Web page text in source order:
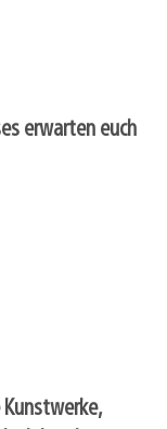
erwarten euch